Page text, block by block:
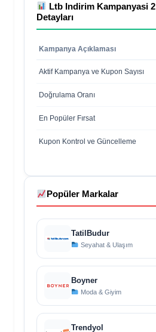
Ltb Indirim Kampanyasi 2
Detayları
Kampanya Açıklaması
Aktif Kampanya ve Kupon Sayısı
Doğrulama Oranı
En Popüler Fırsat
Kupon Kontrol ve Güncelleme
Popüler Markalar
TatilBudur
Seyahat & Ulaşım
Boyner
Moda & Giyim
Trendyol